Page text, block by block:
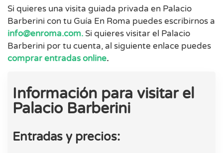
Si quieres una visita guiada privada en Palacio
Barberini con tu Guía En Roma puedes escribirnos a
info@enroma.com. Si quieres visitar el Palacio
Barberini por tu cuenta, al siguiente enlace puedes
comprar entradas online.
Información para visitar el
Palacio Barberini
Entradas y precios: